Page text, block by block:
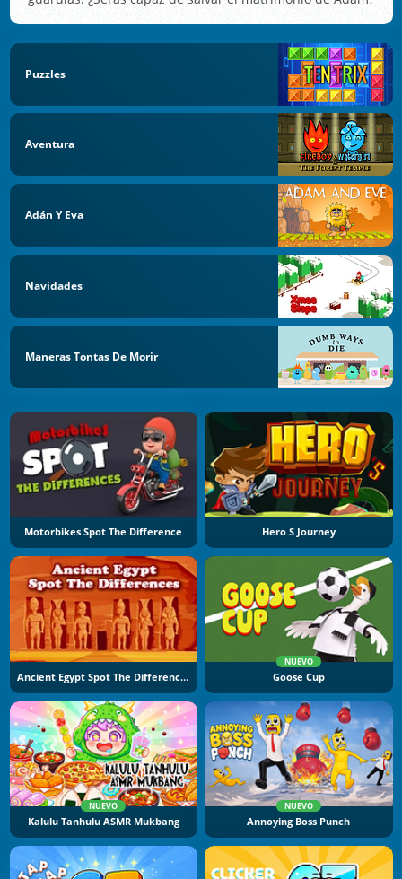
Puzzles
Aventura
Adán Y Eva
Navidades
Maneras Tontas De Morir
Motorbikes Spot The Difference Hero S Journey
Ancient Egypt Spot The Differences
NUEVO
Goose Cup
NUEVO
Kalulu Tanhulu ASMR Mukbang
NUEVO
Annoying Boss Punch